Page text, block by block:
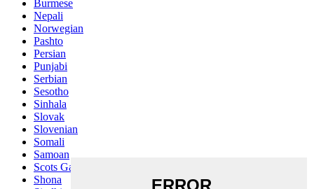
Burmese
Nepali
Norwegian
Pashto
Persian
Punjabi
Serbian
Sesotho
Sinhala
Slovak
Slovenian
Somali
Samoan
Scots Gaelic
Shona